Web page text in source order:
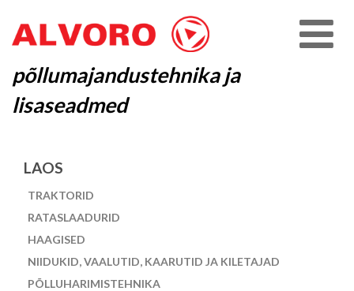
põllumajandustehnika ja
lisaseadmed
LAOS
TRAKTORID
RATASLAADURID
HAAGISED
NIIDUKID, VAALUTID, KAARUTID JA KILETAJAD
PÕLLUHARIMISTEHNIKA